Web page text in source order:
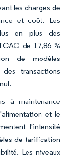
les charges de
et coût. Les
en plus des
de 17,86 %
de modèles
transactions
à maintenance
et le
l'intensité
de tarification
Les niveaux